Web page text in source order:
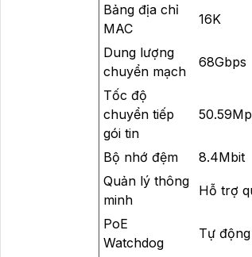
Bảng địa chỉ
MAC
16K
Dung lượng
chuyển mạch
68Gbps
Tốc độ
chuyển tiếp
gói tin
Bộ nhớ đệm
8.4Mbit
Quản lý thông
minh
Hỗ trợ
PoE
Watchdog
Tự